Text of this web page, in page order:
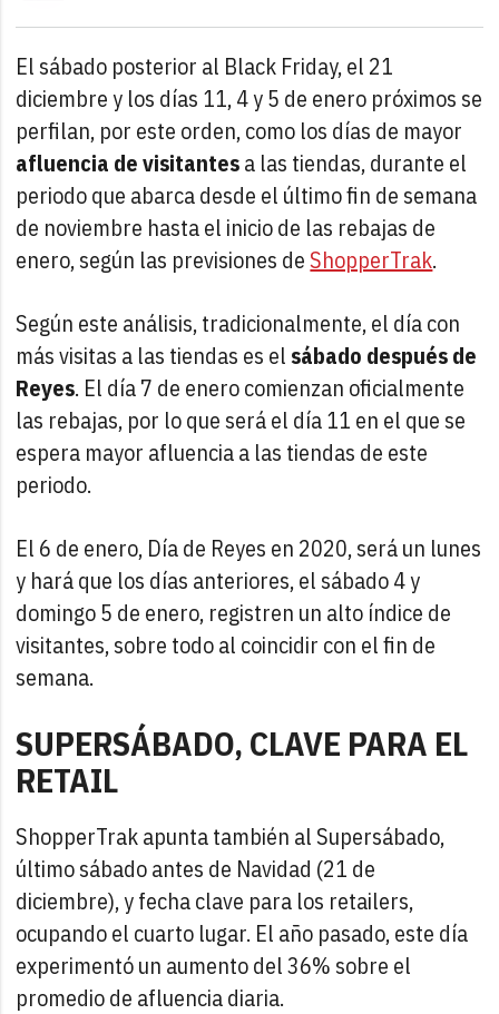
El sábado posterior al Black Friday, el 21
diciembre y los días 11, 4 y 5 de enero próximos se
perfilan, por este orden, como los días de mayor
afluencia de visitantesa las tiendas, durante el
periodo que abarca desde el último fin de semana
de noviembre hasta el inicio de las rebajas de
enero, según las previsiones deShopperTrak.
Según este análisis, tradicionalmente, el día con
más visitas a las tiendas es el sábado después de
Reyes. El día 7 de enero comienzan oficialmente
las rebajas, por lo que será el día 11 en el que se
espera mayor afluencia a las tiendas de este
periodo.
El 6 de enero, Día de Reyes en 2020, será un lunes
y hará que los días anteriores, el sábado 4 y
domingo 5 de enero, registren un alto índice de
visitantes, sobre todo al coincidir con el fin de
semana.
SUPERSÁBADO, CLAVE PARA EL
RETAIL
ShopperTrak apunta también al Supersábado,
último sábado antes de Navidad (21 de
diciembre), y fecha clave para los retailers,
ocupando el cuarto lugar. El año pasado, este día
experimentó un aumento del 36% sobre el
promedio de afluencia diaria.